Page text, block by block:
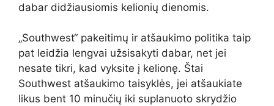
dabar didžiausiomis kelionių dienomis.
„Southwest“ pakeitimų ir atšaukimo politika taip
pat leidžia lengvai užsisakyti dabar, net jei
nesate tikri, kad vyksite į kelionę. Štai
Southwest atšaukimo taisyklės, jei atšaukiate
likus bent 10 minučių iki suplanuoto skrydžio